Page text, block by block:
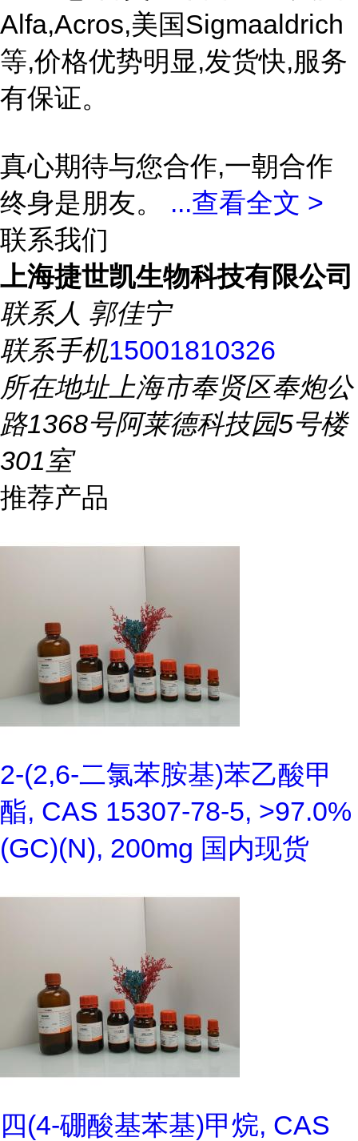
Alfa,Acros,美国Sigmaaldrich
等,价格优势明显,发货快,服务
有保证。
真心期待与您合作,一朝合作
终身是朋友。 ...查看全文 >
联系我们
上海捷世凯生物科技有限公司
联系人 郭佳宁
联系手机15001810326
所在地址上海市奉贤区奉炮公
路1368号阿莱德科技园5号楼
301室
推荐产品
2-(2,6-二氯苯胺基)苯乙酸甲
酯, CAS 15307-78-5, >97.0%
(GC)(N), 200mg 国内现货
四(4-硼酸基苯基)甲烷, CAS